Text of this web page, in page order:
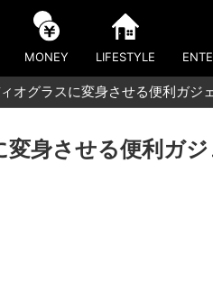
MONEY LIFESTYLE
オグラスに変身させる便利ガジ
身させる便利ガジ